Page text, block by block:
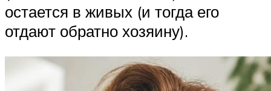
остается в живых (и тогда его
отдают обратно хозяину).